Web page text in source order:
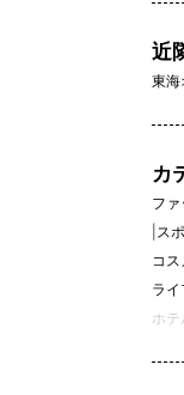
近
東海
カ
フ
ス
コ
ラ
ホ